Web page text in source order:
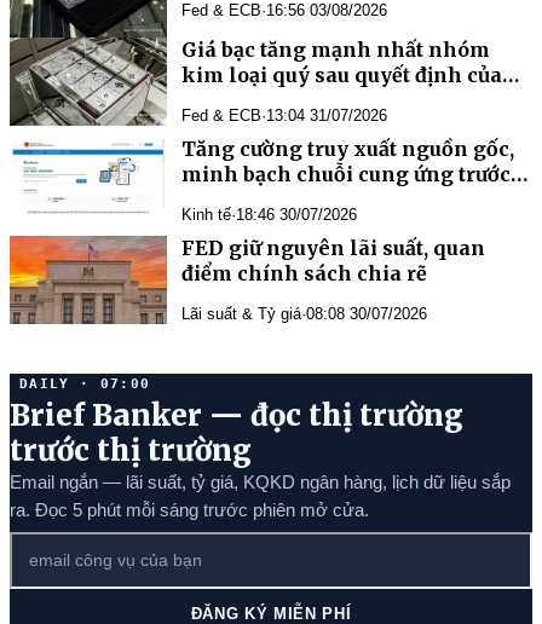
Fed & ECB·16:56 03/08/2026
Giá bạc tăng mạnh nhất nhóm
kim loại quý sau quyết định của
Fed & ECB·13:04 31/07/2026
Tăng cường truy xuất nguồn gốc,
minh bạch chuỗi cung ứng trước
Kinh tế·18:46 30/07/2026
FED giữ nguyên lãi suất, quan
điểm chính sách chia rẽ
Lãi suất & Tỷ giá·08:08 30/07/2026
DAILY · 07:00
Brief Banker — đọc thị trường
trước thị trường
Email ngắn — lãi suất, tỷ giá, KQKD ngân hàng, lịch dữ liệu sắp
ra. Đọc 5 phút mỗi sáng trước phiên mở cửa.
ĐĂNG KÝ MIỄN PHÍ